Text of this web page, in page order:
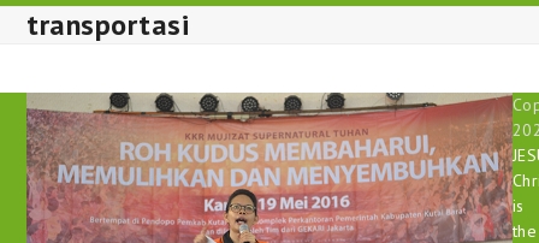
transportasi
is
the